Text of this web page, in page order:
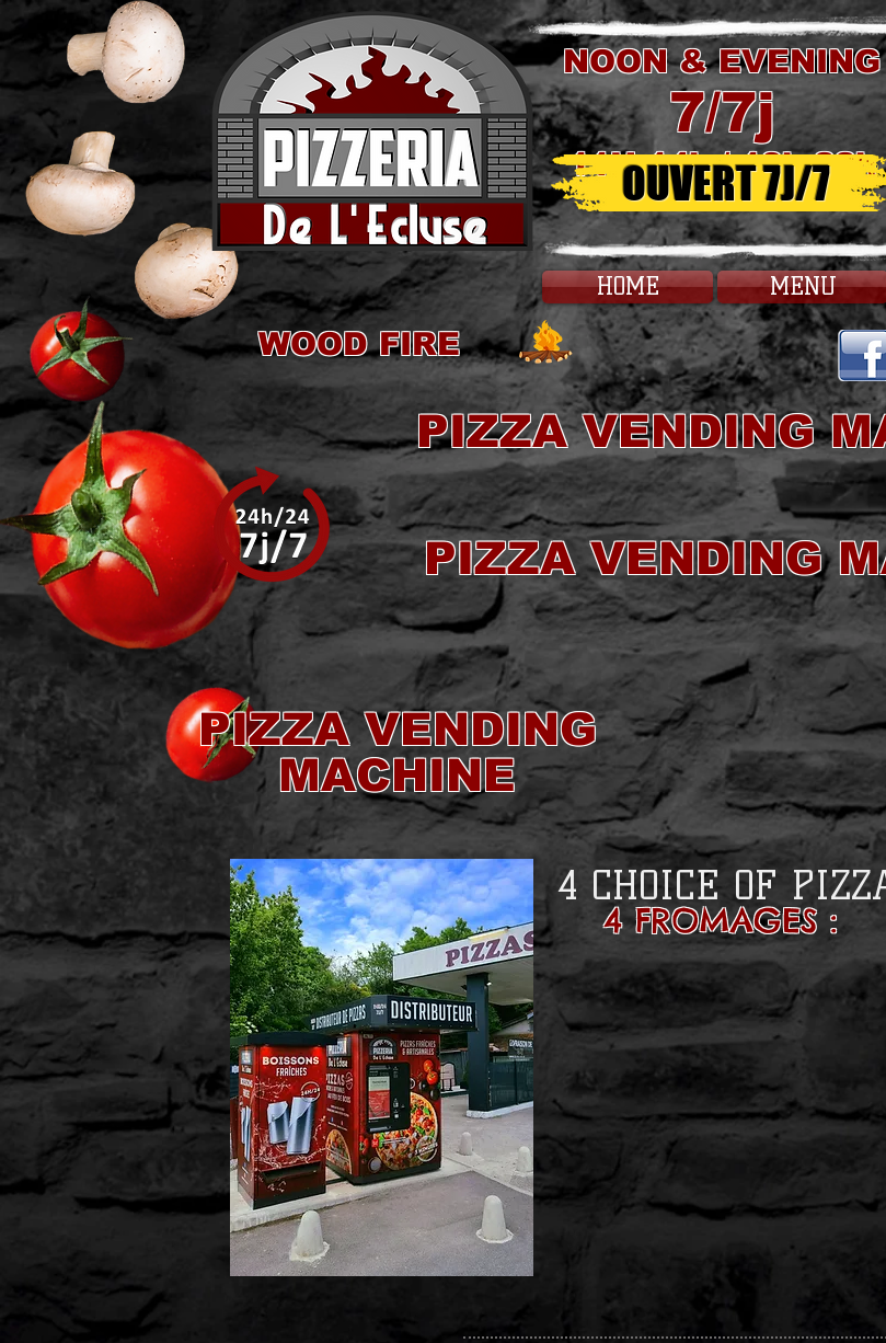
NOON & EVENING
7/7j
11H-14h / 18h-22h
HOME MENU
OUVERT 7J/7
WOOD FIRE
PIZZA VENDING
PIZZA VENDING
PIZZA VENDING
MACHINE
4 FROMAGES :
4 CHOICE OF